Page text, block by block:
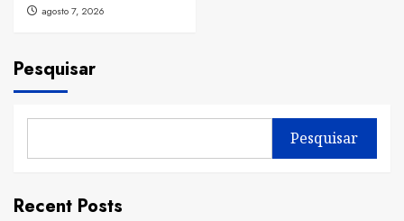
agosto 7, 2026
Pesquisar
Pesquisar
Recent Posts